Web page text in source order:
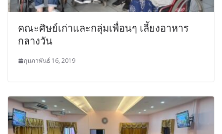
คณะศิษย์เก่าและกลุ่มเพื่อนๆ เลี้ยงอาหาร
กลางวัน
กุมภาพันธ์ 16, 2019